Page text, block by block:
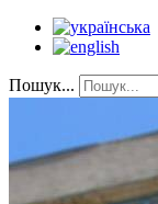
Пошук...